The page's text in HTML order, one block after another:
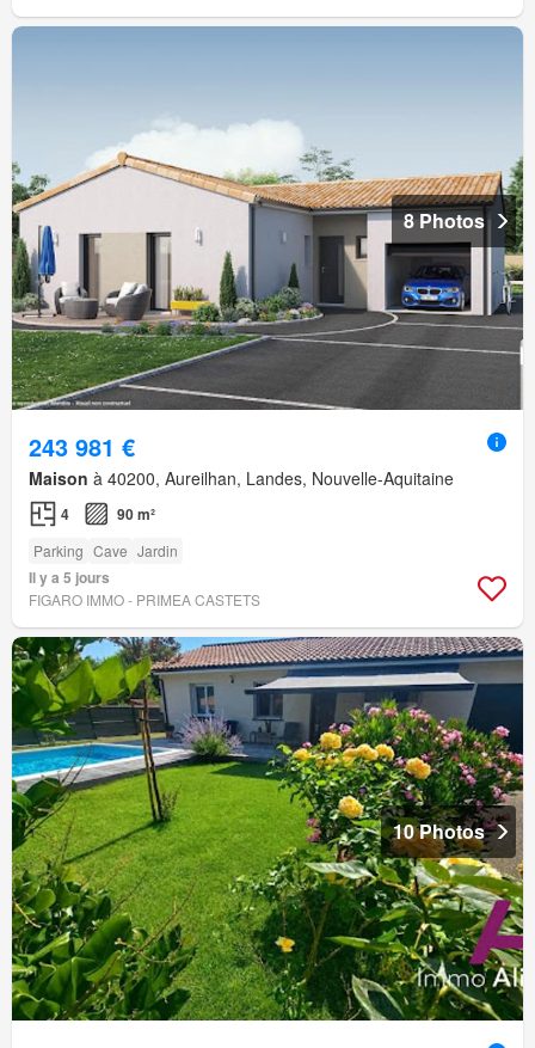
8 Photos
243 981 €
Maison à 40200, Aureilhan, Landes, Nouvelle-Aquitaine
4 90 m²
Parking Cave Jardin
Il y a 5 jours
FIGARO IMMO - PRIMEA CASTETS
10 Photos